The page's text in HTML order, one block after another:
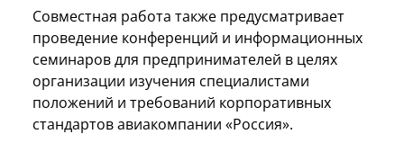
Совместная работа также предусматривает
проведение конференций и информационных
семинаров для предпринимателей в целях
организации изучения специалистами
положений и требований корпоративных
стандартов авиакомпании «Россия».